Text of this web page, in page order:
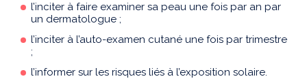
l’inciter à faire examiner sa peau une fois par an par
un dermatologue ;
l’inciter à l’auto-examen cutané une fois par trimestre
;
l’informer sur les risques liés à l’exposition solaire.